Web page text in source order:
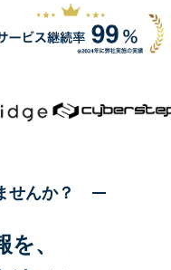
せんか？
、